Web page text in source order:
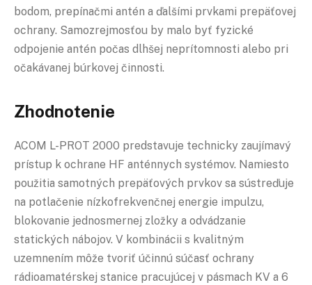
bodom, prepínačmi antén a ďalšími prvkami prepäťovej
ochrany. Samozrejmosťou by malo byť fyzické
odpojenie antén počas dlhšej neprítomnosti alebo pri
očakávanej búrkovej činnosti.
Zhodnotenie
ACOM L-PROT 2000 predstavuje technicky zaujímavý
prístup k ochrane HF anténnych systémov. Namiesto
použitia samotných prepäťových prvkov sa sústreďuje
na potlačenie nízkofrekvenčnej energie impulzu,
blokovanie jednosmernej zložky a odvádzanie
statických nábojov. V kombinácii s kvalitným
uzemnením môže tvoriť účinnú súčasť ochrany
rádioamatérskej stanice pracujúcej v pásmach KV a 6